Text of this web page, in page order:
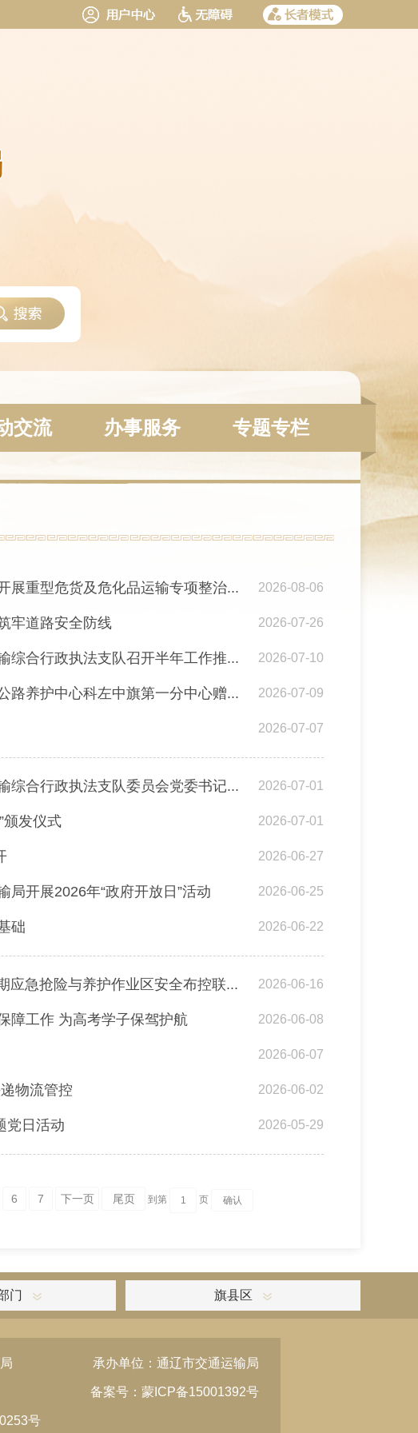
交流 办事服务 专题专栏
重型危货及危化品运输专项整治... 2026-08-06
牢道路安全防线 2026-07-26
合行政执法支队召开半年工作推... 2026-07-10
养护中心科左中旗第一分中心赠... 2026-07-09
2026-07-07
合行政执法支队委员会党委书记... 2026-07-01
颁发仪式 2026-07-01
2026-06-27
开展2026年“政府开放日”活动 2026-06-25
础 2026-06-22
应急抢险与养护作业区安全布控联... 2026-06-16
障工作 为高考学子保驾护航 2026-06-08
2026-06-07
物流管控 2026-06-02
党日活动 2026-05-29
6 7 下一页 尾页 到第 页
门 旗县区
承办单位：通辽市交通运输局
备案号：蒙ICP备15001392号
号